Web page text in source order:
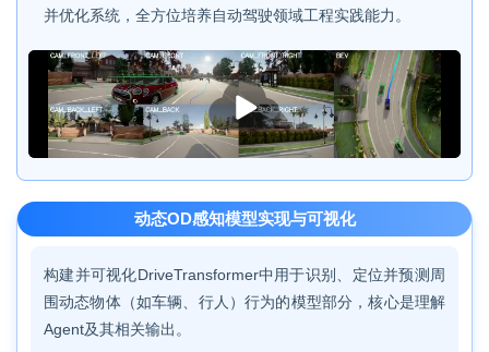
并优化系统，全方位培养自动驾驶领域工程实践能力。
播
放
动态OD感知模型实现与可视化
构建并可视化DriveTransformer中用于识别、定位并预测周
围动态物体（如车辆、行人）行为的模型部分，核心是理解
Agent及其相关输出。